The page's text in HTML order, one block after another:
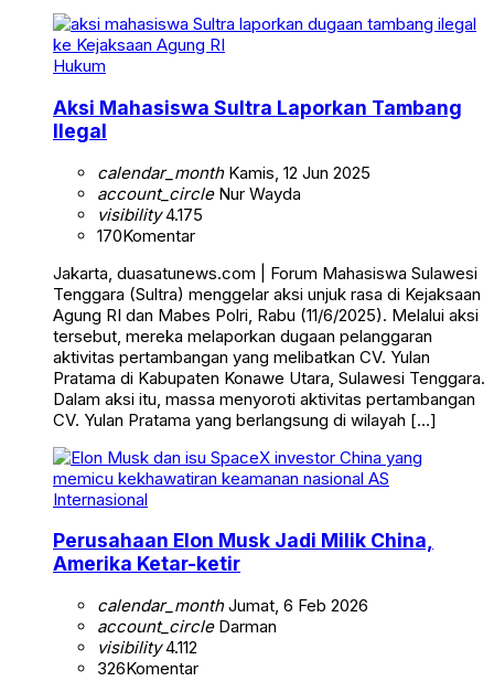
Hukum
Aksi Mahasiswa Sultra Laporkan Tambang
Ilegal
calendar_monthKamis, 12 Jun 2025
account_circleNur Wayda
visibility4.175
170Komentar
Jakarta, duasatunews.com | Forum Mahasiswa Sulawesi
Tenggara (Sultra) menggelar aksi unjuk rasa di Kejaksaan
Agung RI dan Mabes Polri, Rabu (11/6/2025). Melalui aksi
tersebut, mereka melaporkan dugaan pelanggaran
aktivitas pertambangan yang melibatkan CV. Yulan
Pratama di Kabupaten Konawe Utara, Sulawesi Tenggara.
Dalam aksi itu, massa menyoroti aktivitas pertambangan
CV. Yulan Pratama yang berlangsung di wilayah […]
Internasional
Perusahaan Elon Musk Jadi Milik China,
Amerika Ketar-ketir
calendar_monthJumat, 6 Feb 2026
account_circleDarman
visibility4.112
326Komentar